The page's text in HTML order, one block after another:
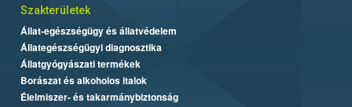
Szakterületek
Állat-egészségügy és állatvédelem
Állategészségügyi diagnosztika
Állatgyógyászati termékek
Borászat és alkoholos italok
Élelmiszer- és takarmánybiztonság